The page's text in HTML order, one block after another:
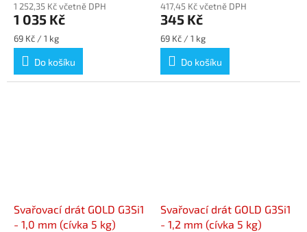
1 252,35 Kč včetně DPH
1 035 Kč
Měrná
cena:
69 Kč / 1 kg
Do košíku
417,45 Kč včetně DPH
345 Kč
Měrná
cena:
69 Kč / 1 kg
Do košíku
Svařovací drát GOLD G3Si1
- 1,0 mm (cívka 5 kg)
Svařovací drát GOLD G3Si1
- 1,2 mm (cívka 5 kg)